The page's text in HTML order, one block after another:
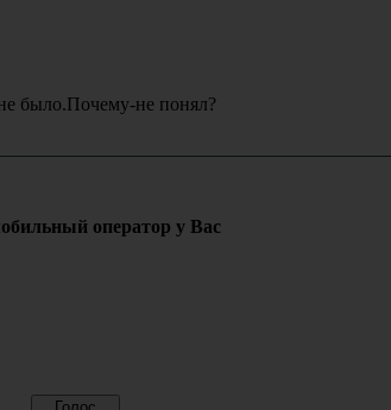
было.Почему-не понял?
оператор у Вас